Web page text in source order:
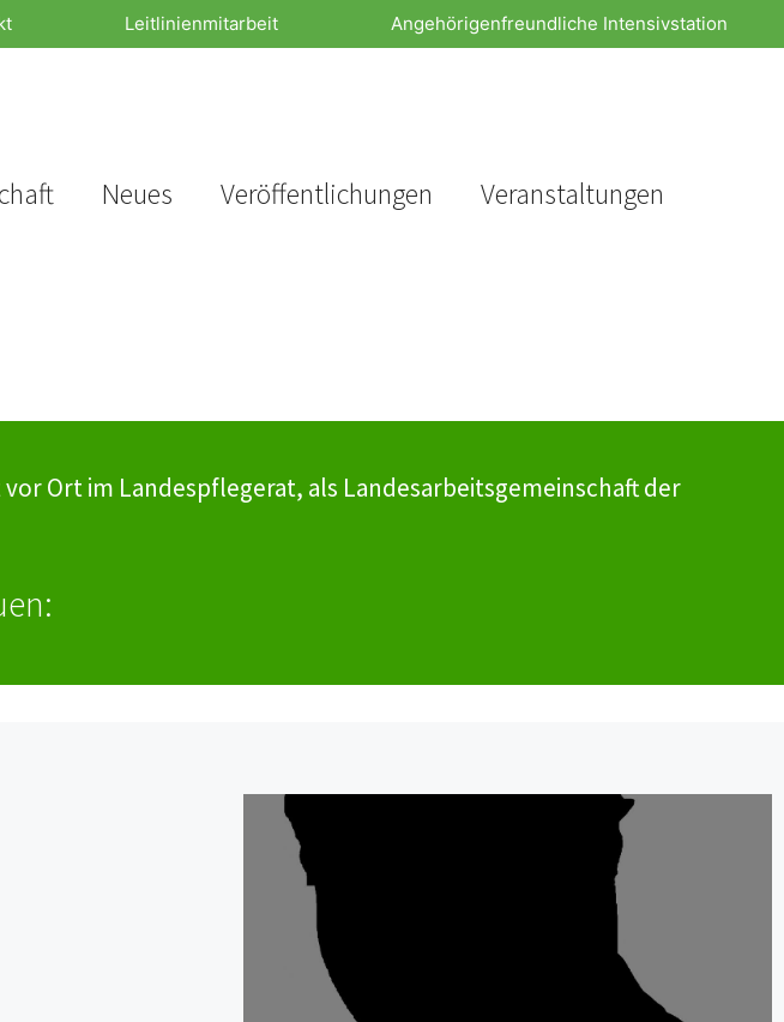
Leitlinienmitarbeit Angehörigenfreundliche Intensivstation
Neues Veröffentlichungen Veranstaltungen
Ort im Landespflegerat, als Landesarbeitsgemeinschaft der